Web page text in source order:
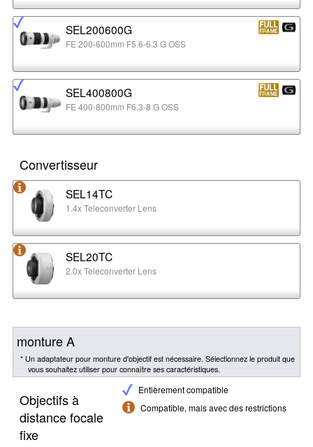
SEL200600G
FE 200-600mm F5.6-6.3 G OSS
SEL400800G
FE 400-800mm F6.3-8 G OSS
Convertisseur
SEL14TC
1.4x Teleconverter Lens
SEL20TC
2.0x Teleconverter Lens
monture A
* Un adaptateur pour monture d'objectif est nécessaire. Sélectionnez le produit que
vous souhaitez utiliser pour connaître ses caractéristiques.
Entièrement compatible
Compatible, mais avec des restrictions
Objectifs à
distance focale
fixe